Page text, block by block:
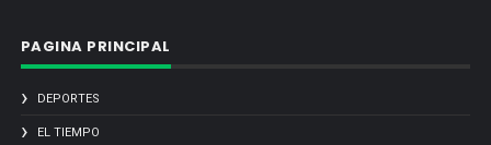
PAGINA PRINCIPAL
DEPORTES
EL TIEMPO